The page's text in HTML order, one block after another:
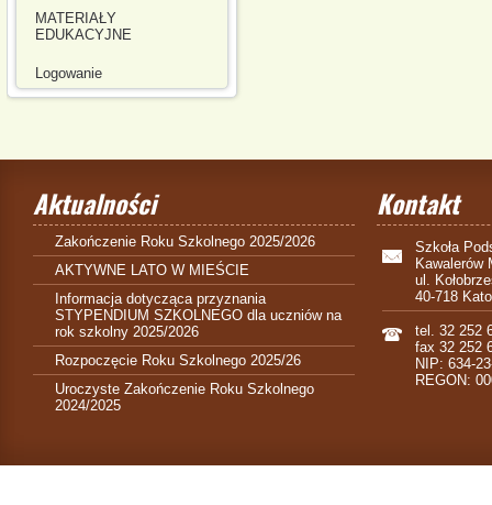
MATERIAŁY
EDUKACYJNE
Logowanie
Aktualności
Zakończenie Roku Szkolnego 2025/2026
AKTYWNE LATO W MIEŚCIE
Informacja dotycząca przyznania
STYPENDIUM SZKOLNEGO dla uczniów na
rok szkolny 2025/2026
Rozpoczęcie Roku Szkolnego 2025/26
Uroczyste Zakończenie Roku Szkolnego
2024/2025
Kontakt
Szkoła
Kawalerów
ul.
40-718
tel. 32 252
fax 32 252
NIP: 634-
REGON: